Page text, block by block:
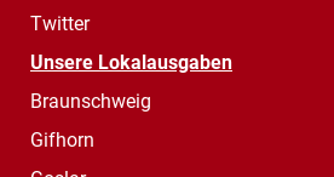
Twitter
Unsere Lokalausgaben
Braunschweig
Gifhorn